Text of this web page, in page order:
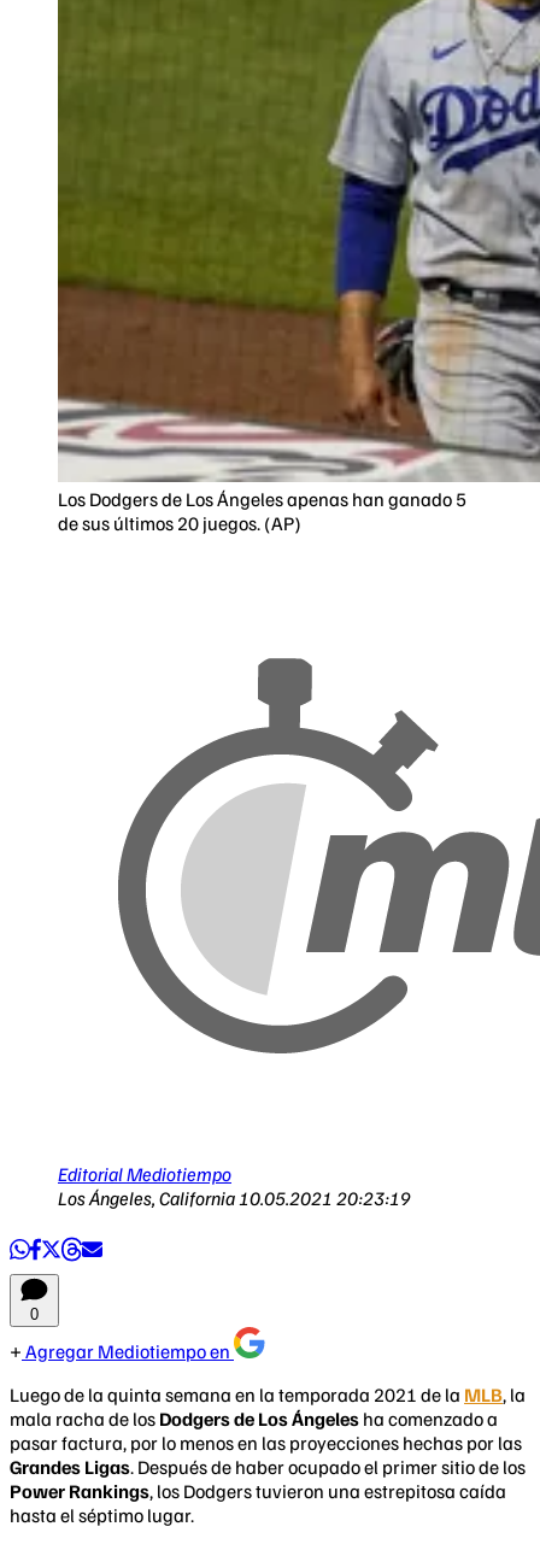
Los Dodgers de Los Ángeles apenas han ganado 5
de sus últimos 20 juegos. (AP)
Editorial Mediotiempo
Los Ángeles, California 10.05.2021 20:23:19
0
Agregar Mediotiempo en
Luego de la quinta semana en la temporada 2021 de la MLB, la
mala racha de los Dodgers de Los Ángeles ha comenzado a
pasar factura, por lo menos en las proyecciones hechas por las
Grandes Ligas. Después de haber ocupado el primer sitio de los
Power Rankings, los Dodgers tuvieron una estrepitosa caída
hasta el séptimo lugar.